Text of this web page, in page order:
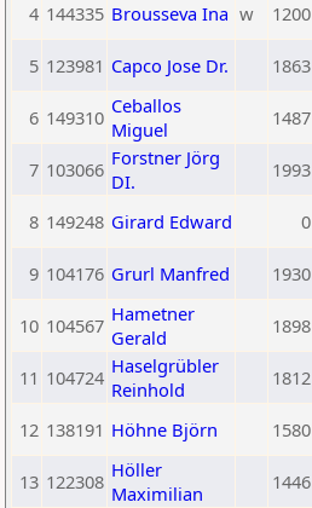
4 144335 Brousseva Ina w 1200
5 123981 Capco Jose Dr. 1863
6 149310 Ceballos
Miguel
1487
7 103066 Forstner Jörg
DI.
1993
8 149248 Girard Edward 0
9 104176 Grurl Manfred 1930
10 104567 Hametner
Gerald
1898
11 104724 Haselgrübler
Reinhold
1812
12 138191 Höhne Björn 1580
13 122308 Höller
Maximilian
1446